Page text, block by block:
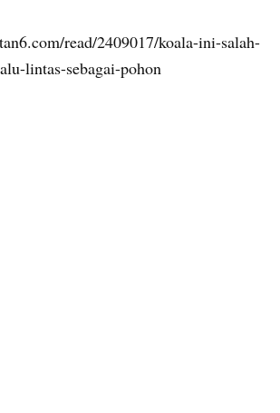
read/2409017/koala-ini-salah-
lintas-sebagai-pohon